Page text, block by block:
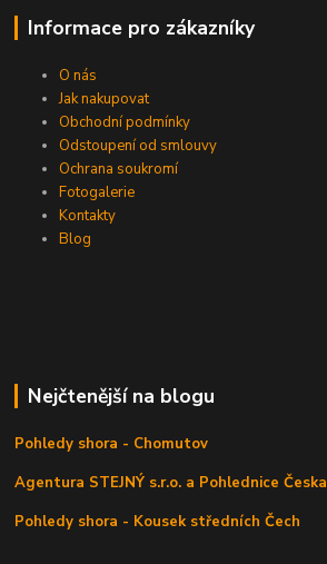
Informace pro zákazníky
O nás
Jak nakupovat
Obchodní podmínky
Odstoupení od smlouvy
Ochrana soukromí
Fotogalerie
Kontakty
Blog
Nejčtenější na blogu
Pohledy shora - Chomutov
Agentura STEJNÝ s.r.o. a Pohlednice Česka
Pohledy shora - Kousek středních Čech